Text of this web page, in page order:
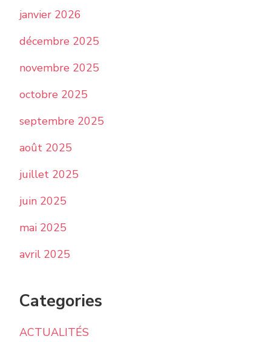
janvier 2026
décembre 2025
novembre 2025
octobre 2025
septembre 2025
août 2025
juillet 2025
juin 2025
mai 2025
avril 2025
Categories
ACTUALITÉS